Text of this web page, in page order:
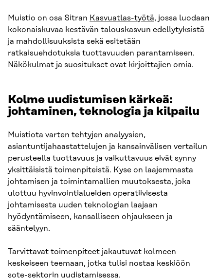
Muistio on osa Sitran Kasvuatlas-työtä, jossa luodaan
kokonaiskuvaa kestävän talouskasvun edellytyksistä
ja mahdollisuuksista sekä esitetään
ratkaisuehdotuksia tuottavuuden parantamiseen.
Näkökulmat ja suositukset ovat kirjoittajien omia.
Kolme uudistumisen kärkeä:
johtaminen, teknologia ja kilpailu
Muistiota varten tehtyjen analyysien,
asiantuntijahaastattelujen ja kansainvälisen vertailun
perusteella tuottavuus ja vaikuttavuus eivät synny
yksittäisistä toimenpiteistä. Kyse on laajemmasta
johtamisen ja toimintamallien muutoksesta, joka
ulottuu hyvinvointialueiden operatiivisesta
johtamisesta uuden teknologian laajaan
hyödyntämiseen, kansalliseen ohjaukseen ja
sääntelyyn.
Tarvittavat toimenpiteet jakautuvat kolmeen
keskeiseen teemaan, jotka tulisi nostaa keskiöön
sote-sektorin uudistamisessa.